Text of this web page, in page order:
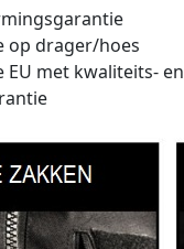
op drager/hoes
EU met kwaliteits- en